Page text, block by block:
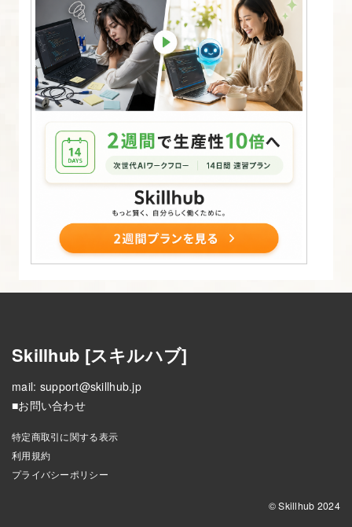
Skillhub [スキルハブ]
mail: support@skillhub.jp
■お問い合わせ
特定商取引に関する表示
利用規約
プライバシーポリシー
© Skillhub 2024